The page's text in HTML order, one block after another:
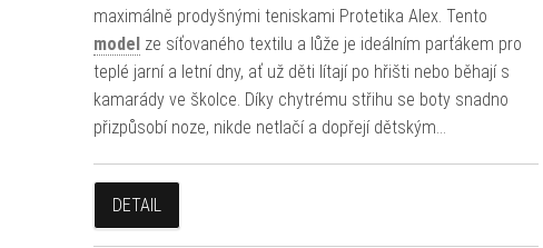
maximálně prodyšnými teniskami Protetika Alex. Tento
modelze síťovaného textilu a lůže je ideálním parťákem pro
teplé jarní a letní dny, ať už děti lítají po hřišti nebo běhají s
kamarády ve školce. Díky chytrému střihu se boty snadno
přizpůsobí noze, nikde netlačí a dopřejí dětským…
DETAIL